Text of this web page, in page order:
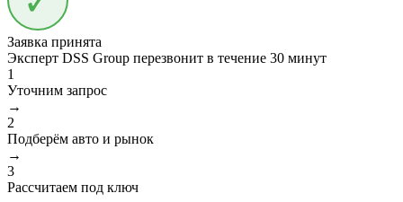
Заявка принята
Эксперт DSS Group перезвонит в течение 30 минут
1
Уточним запрос
→
2
Подберём авто и рынок
→
3
Рассчитаем под ключ